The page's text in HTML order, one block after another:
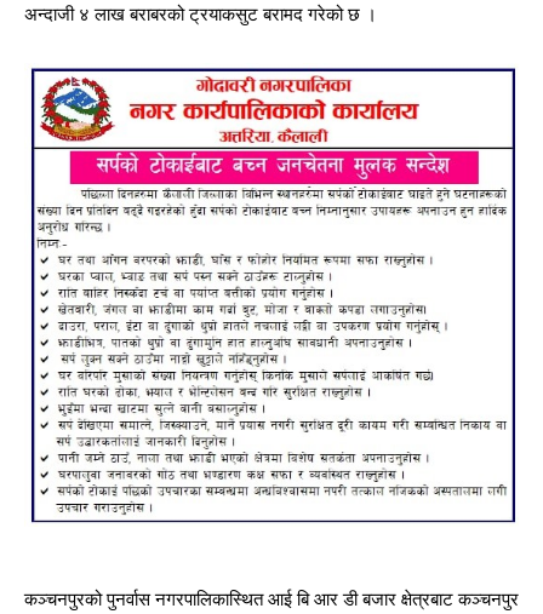
अन्दाजी ४ लाख बराबरको ट्रयाकसुट बरामद गरेको छ ।
कञ्चनपुरको पुनर्वास नगरपालिकास्थित आई बि आर डी बजार क्षेत्रबाट कञ्चनपुर